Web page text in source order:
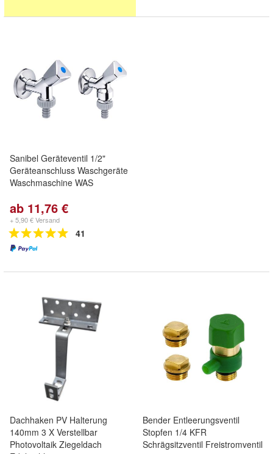
Sanibel Geräteventil 1/2"
Geräteanschluss Waschgeräte
Waschmaschine WAS
ab 11,76 €
+ 5,90 € Versand
41
Dachhaken PV Halterung
140mm 3 X Verstellbar
Photovoltaik Ziegeldach
Bender Entleerungsventil
Stopfen 1/4 KFR
Schrägsitzventil Freistromventil